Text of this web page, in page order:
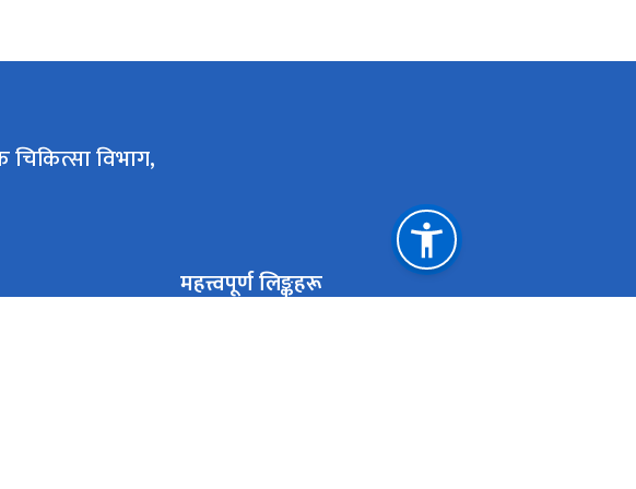
विभाग,
महत्त्वपूर्ण लिङ्कहरू